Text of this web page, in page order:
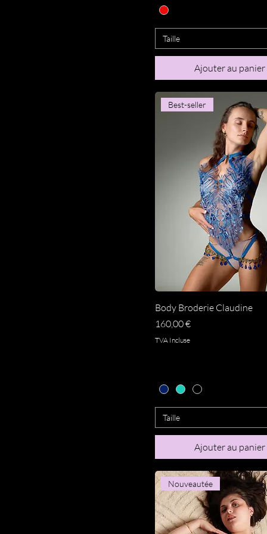
Taille
Ajouter au panier
Aperçu rapide
Best-seller
Body Broderie Claudine
Prix
160,00 €
TVA Incluse
Taille
Ajouter au panier
Nouveautée